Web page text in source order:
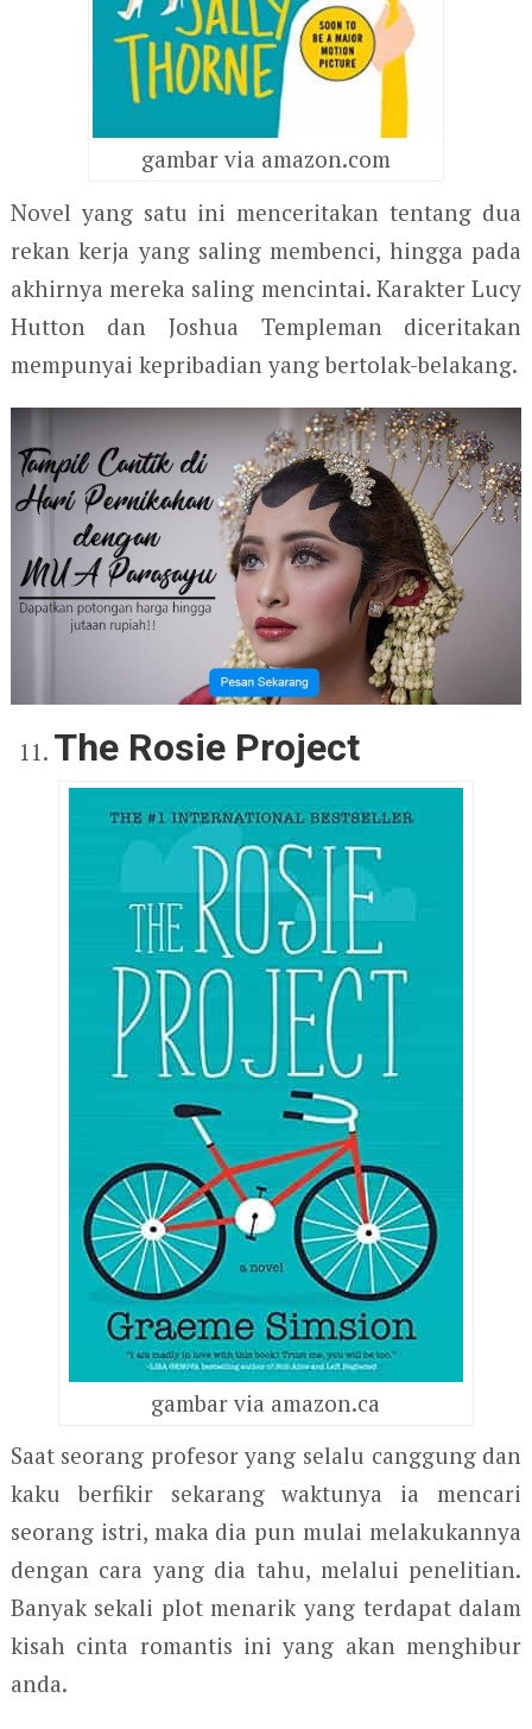
gambar via amazon.com
Novel yang satu ini menceritakan tentang dua
rekan kerja yang saling membenci, hingga pada
akhirnya mereka saling mencintai. Karakter Lucy
Hutton dan Joshua Templeman diceritakan
mempunyai kepribadian yang bertolak-belakang.
The Rosie Project
gambar via amazon.ca
Saat seorang profesor yang selalu canggung dan
kaku berfikir sekarang waktunya ia mencari
seorang istri, maka dia pun mulai melakukannya
dengan cara yang dia tahu, melalui penelitian.
Banyak sekali plot menarik yang terdapat dalam
kisah cinta romantis ini yang akan menghibur
anda.